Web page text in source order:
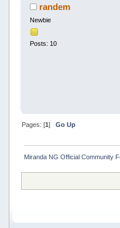
randem
Newbie
Posts: 10
Pages: [1] Go Up
Miranda NG Official Community